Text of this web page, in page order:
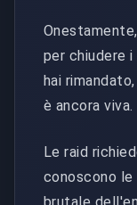
per chiudere
hai
è ancora viva.
Le raid
conoscono le